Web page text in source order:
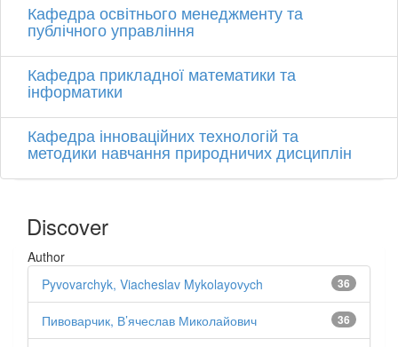
Кафедра освітнього менеджменту та
публічного управління
Кафедра прикладної математики та
інформатики
Кафедра інноваційних технологій та
методики навчання природничих дисциплін
Discover
Author
36
Pyvovarchyk, Viacheslav Mykolayovуch
36
Пивоварчик, В’ячеслав Миколайович